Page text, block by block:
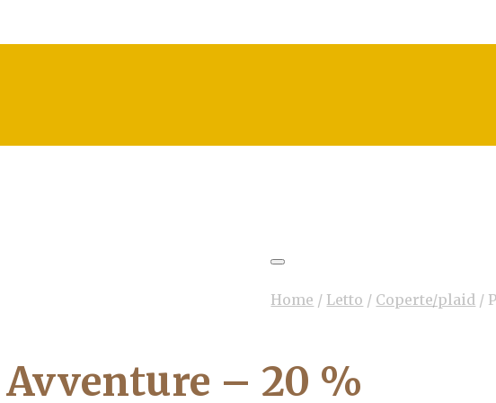
Home / Letto / Coperte/plaid /
– 20 %